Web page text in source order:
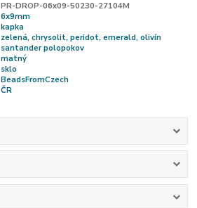
PR-DROP-06x09-50230-27104M
6x9mm
kapka
zelená, chrysolit, peridot, emerald, olivín
santander polopokov
matný
sklo
BeadsFromCzech
ČR